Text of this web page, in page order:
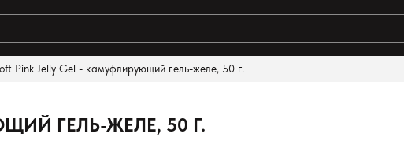
Pink Jelly Gel - камуфлирующий гель-желе, 50 г.
ГЕЛЬ-ЖЕЛЕ, 50 Г.